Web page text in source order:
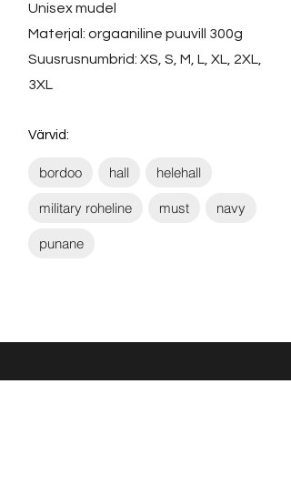
Unisex mudel
Materjal: orgaaniline puuvill 300g
Suusrusnumbrid: XS, S, M, L, XL, 2XL,
3XL
Värvid:
bordoo hall helehall
military roheline must navy
punane